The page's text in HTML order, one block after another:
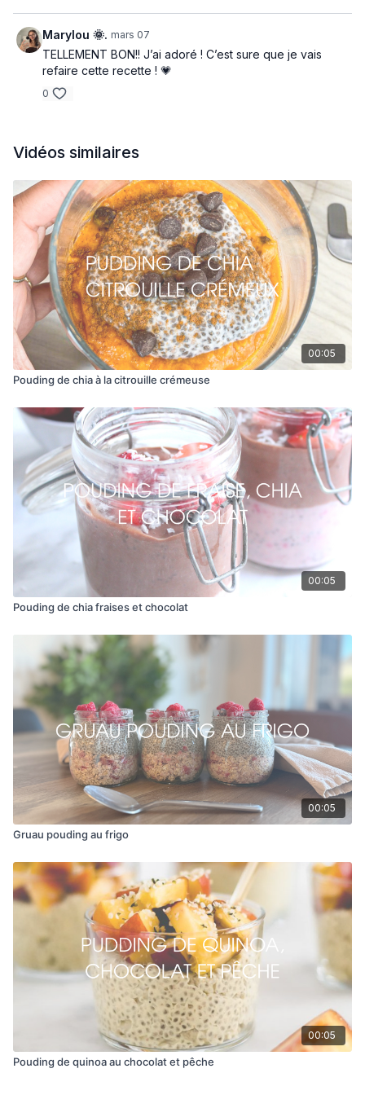
Ajouter les fruits au dessus et mettre au réfrigérateur pour
la nuit.
Un pudding peut faire un bon déjeuner ou 2 collations. Il
contient beaucoup de protéines et de fibres.
Marylou 🌞. mars 07
TELLEMENT BON!! J’ai adoré ! C’est sure que je vais
refaire cette recette ! 💗
0
Vidéos similaires
00:05
Pouding de chia à la citrouille crémeuse
00:05
Pouding de chia fraises et chocolat
00:05
Gruau pouding au frigo
00:05
Pouding de quinoa au chocolat et pêche